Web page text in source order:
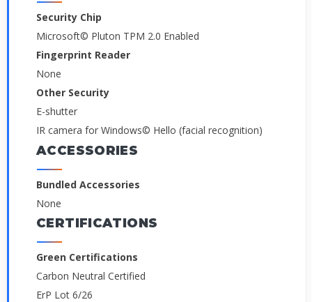
Security Chip
Microsoft© Pluton TPM 2.0 Enabled
Fingerprint Reader
None
Other Security
E-shutter
IR camera for Windows© Hello (facial recognition)
ACCESSORIES
Bundled Accessories
None
CERTIFICATIONS
Green Certifications
Carbon Neutral Certified
ErP Lot 6/26